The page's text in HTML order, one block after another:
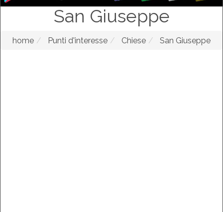
San Giuseppe
home Punti d'interesse Chiese San Giuseppe